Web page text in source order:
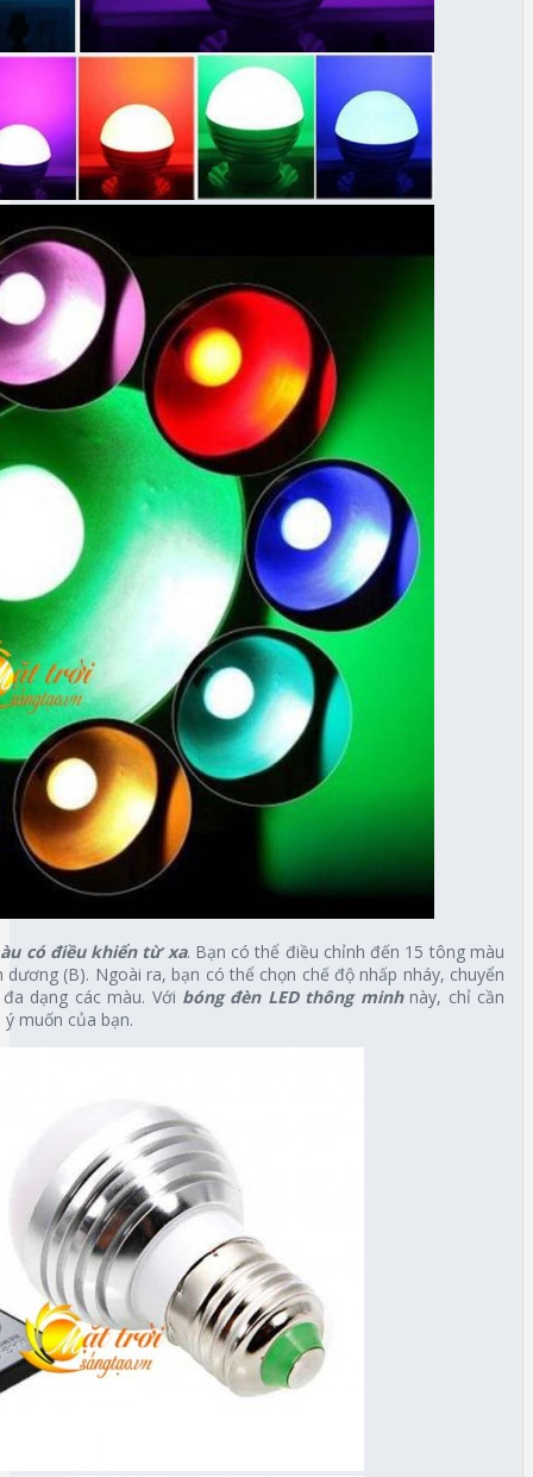
có điều khiển từ xa. Bạn có thể điều chỉnh đến 15 tông màu
(B). Ngoài ra, bạn có thể chọn chế độ nhấp nháy, chuyển
dạng các màu. Với bóng đèn LED thông minhnày, chỉ cần
muốn của bạn.